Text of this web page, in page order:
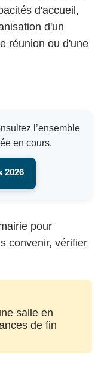
d'accueil,
d'un
réunion ou d'une
l’ensemble
en cours.
2026
pour
convenir, vérifier
salle en
de fin